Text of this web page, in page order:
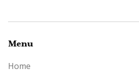
Menu
Home